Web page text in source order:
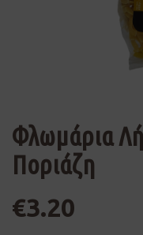
Φλωμάρια
Ποριάζη
€3.20